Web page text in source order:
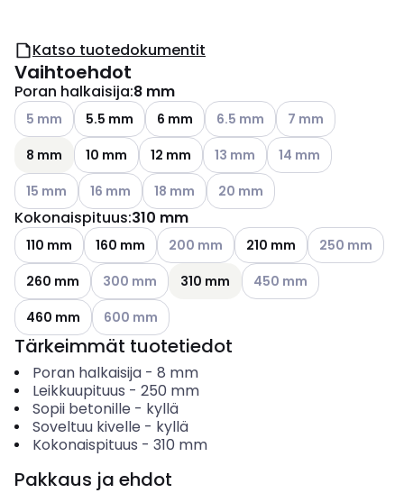
Katso tuotedokumentit
Vaihtoehdot
Poran halkaisija:8 mm
Katso käytettävissä olevat vaihtoehdot
5 mm 5.5 mm 6 mm Katso käytettävissä olevat
6.5 mm Katso
7 mm
8 mm
10 mm 12 mm Katso käytettävissä olevat
13 mm Katso käytettävissä
14 mm
Katso käytettävissä olevat vaihtoehdot
15 mm Katso käytettävissä olevat vaihtoehdot
16 mm Katso käytettävissä olevat vaihtoehdot
18 mm Katso käytettävissä olevat
20 mm
Kokonaispituus:310 mm
110 mm 160 mm Katso käytettävissä olevat vaihtoehdot
200 mm 210 mm Katso
250 mm
260 mm
Katso käytettävissä olevat vaihtoehdot
300 mm 310 mm Katso käytettävissä
450 mm
460 mm
Katso käytettävissä olevat vaihtoehdot
600 mm
Tärkeimmät tuotetiedot
Poran halkaisija- 8 mm
Leikkuupituus - 250 mm
Sopii betonille - kyllä
Soveltuu kivelle - kyllä
Kokonaispituus - 310 mm
Pakkaus ja ehdot